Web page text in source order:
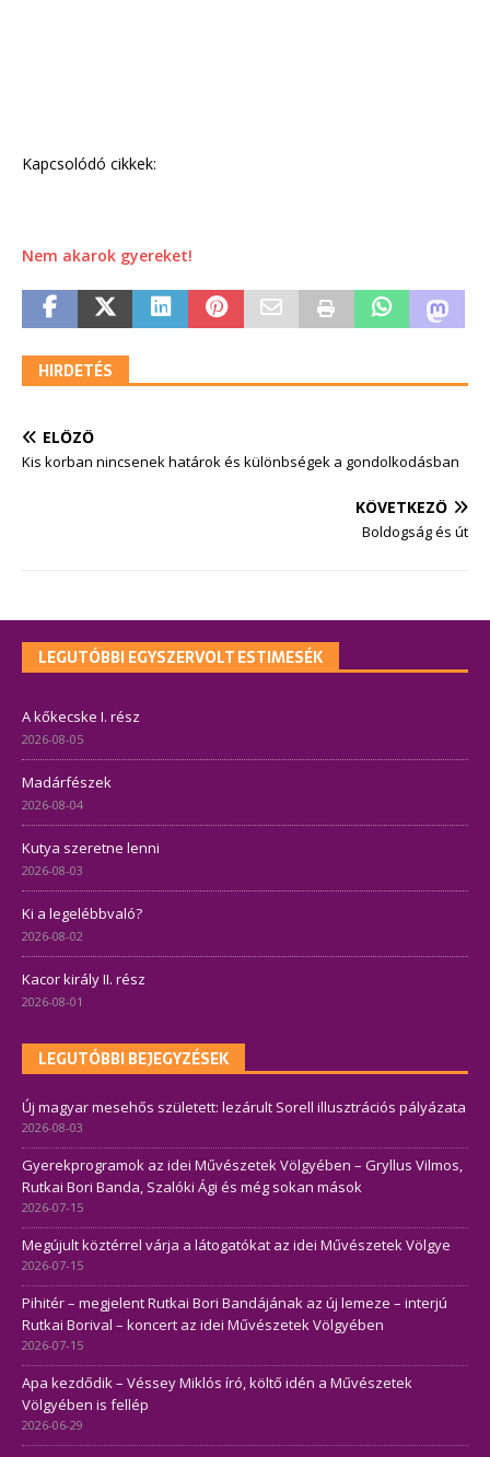
Kapcsolódó cikkek:
Nem akarok gyereket!
HIRDETÉS
ELŐZŐ
Kis korban nincsenek határok és különbségek a gondolkodásban
KÖVETKEZŐ
Boldogság és út
LEGUTÓBBI EGYSZERVOLT ESTIMESÉK
A kőkecske I. rész
2026-08-05
Madárfészek
2026-08-04
Kutya szeretne lenni
2026-08-03
Ki a legelébbvaló?
2026-08-02
Kacor király II. rész
2026-08-01
LEGUTÓBBI BEJEGYZÉSEK
Új magyar mesehős született: lezárult Sorell illusztrációs pályázata
2026-08-03
Gyerekprogramok az idei Művészetek Völgyében – Gryllus Vilmos,
Rutkai Bori Banda, Szalóki Ági és még sokan mások
2026-07-15
Megújult köztérrel várja a látogatókat az idei Művészetek Völgye
2026-07-15
Pihitér – megjelent Rutkai Bori Bandájának az új lemeze – interjú
Rutkai Borival – koncert az idei Művészetek Völgyében
2026-07-15
Apa kezdődik – Véssey Miklós író, költő idén a Művészetek
Völgyében is fellép
2026-06-29